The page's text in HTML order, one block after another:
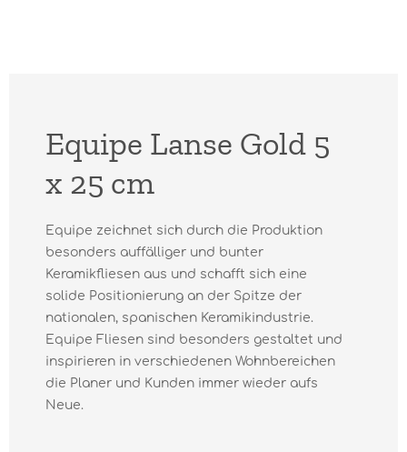
Equipe Lanse Gold 5
x 25 cm
Equipe zeichnet sich durch die Produktion
besonders auffälliger und bunter
Keramikfliesen aus und schafft sich eine
solide Positionierung an der Spitze der
nationalen, spanischen Keramikindustrie.
Equipe Fliesen sind besonders gestaltet und
inspirieren in verschiedenen Wohnbereichen
die Planer und Kunden immer wieder aufs
Neue.